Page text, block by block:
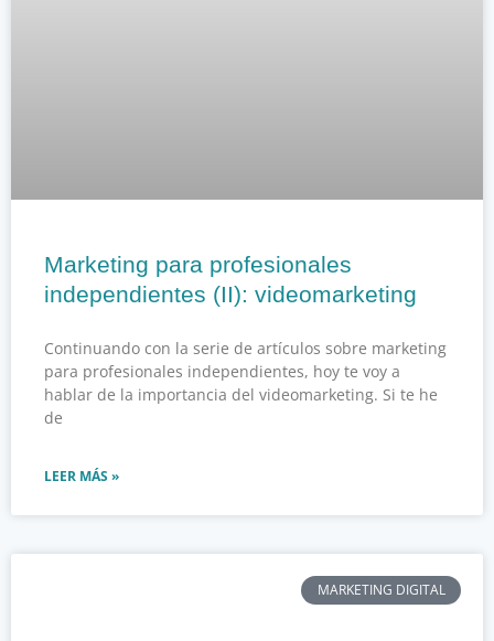
Marketing para profesionales
independientes (II): videomarketing
Continuando con la serie de artículos sobre marketing
para profesionales independientes, hoy te voy a
hablar de la importancia del videomarketing. Si te he
de
LEER MÁS »
MARKETING DIGITAL